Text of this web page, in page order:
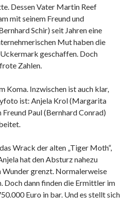
Dessen Vater Martin Reef
mit seinem Freund und
Schir) seit Jahren eine
Mut haben die
geschaffen. Doch
Zahlen.
Koma. Inzwischen ist auch klar,
ist: Anjela Krol (Margarita
Paul (Bernhard Conrad)
Wrack der alten „Tiger Moth“,
hat den Absturz nahezu
Wunder grenzt. Normalerweise
Doch dann finden die Ermittler im
Euro in bar. Und es stellt sich